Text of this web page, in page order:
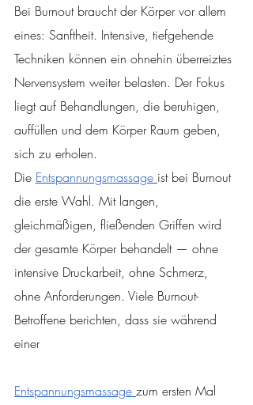
Bei Burnout braucht der Körper vor allem
eines: Sanftheit. Intensive, tiefgehende
Techniken können ein ohnehin überreiztes
Nervensystem weiter belasten. Der Fokus
liegt auf Behandlungen, die beruhigen,
auffüllen und dem Körper Raum geben,
sich zu erholen.
Die Entspannungsmassage ist bei Burnout
die erste Wahl. Mit langen,
gleichmäßigen, fließenden Griffen wird
der gesamte Körper behandelt — ohne
intensive Druckarbeit, ohne Schmerz,
ohne Anforderungen. Viele Burnout-
Betroffene berichten, dass sie während
einer
Entspannungsmassage zum ersten Mal